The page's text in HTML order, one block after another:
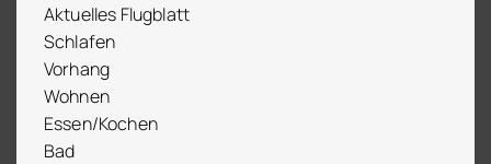
Aktuelles Flugblatt
Schlafen
Vorhang
Wohnen
Essen/Kochen
Bad